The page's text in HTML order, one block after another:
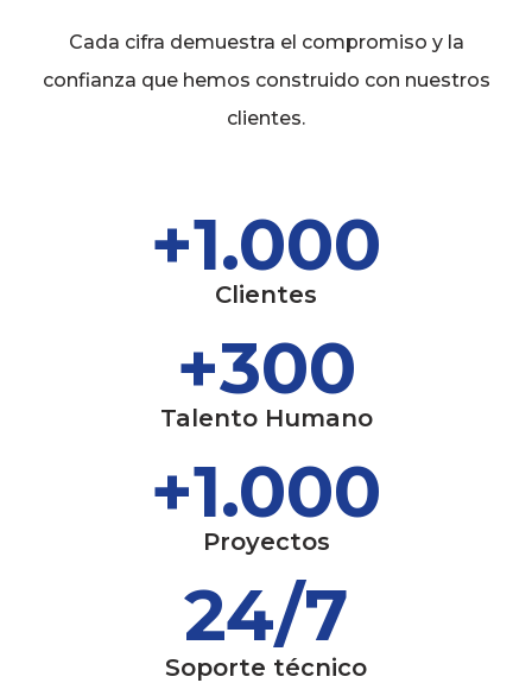
Cada cifra demuestra el compromiso y la
confianza que hemos construido con nuestros
clientes.
Clientes
+1.000
Talento Humano
+300
Proyectos
+1.000
24/7
Soporte técnico